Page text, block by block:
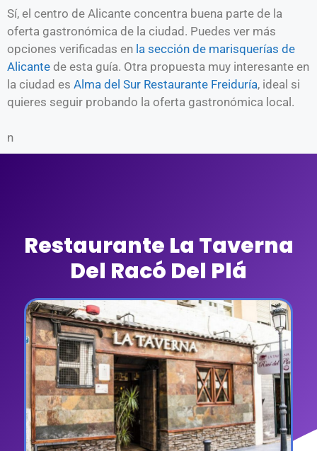
Sí, el centro de Alicante concentra buena parte de la
oferta gastronómica de la ciudad. Puedes ver más
opciones verificadas en la sección de marisquerías de
Alicante de esta guía. Otra propuesta muy interesante en
la ciudad es Alma del Sur Restaurante Freiduría, ideal si
quieres seguir probando la oferta gastronómica local.
n
Restaurante La Taverna
Del Racó Del Plá